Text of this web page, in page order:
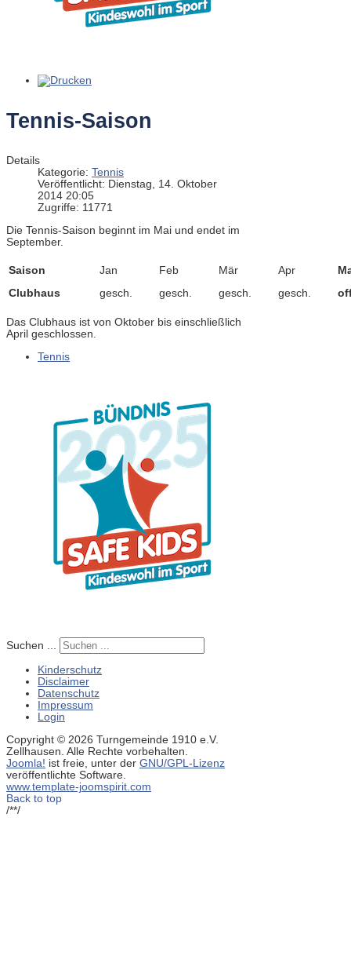
Tennis-Saison
Details
Kategorie: Tennis
Veröffentlicht: Dienstag, 14. Oktober
2014 20:05
Zugriffe: 11771
Die Tennis-Saison beginnt im Mai und endet im
September.
Saison Jan Feb Mär Apr
Clubhaus
gesch. gesch. gesch. gesch.
Das Clubhaus ist von Oktober bis einschließlich
April geschlossen.
Tennis
Suchen ...
Kinderschutz
Disclaimer
Datenschutz
Impressum
Login
Copyright © 2026 Turngemeinde 1910 e.V.
Zellhausen. Alle Rechte vorbehalten.
Joomla! ist freie, unter der GNU/GPL-Lizenz
veröffentlichte Software.
www.template-joomspirit.com
Back to top
/**/